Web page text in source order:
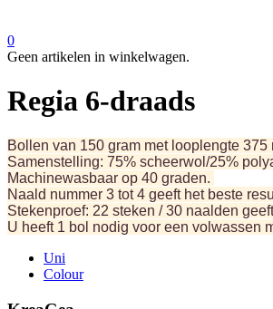
0
Geen artikelen in winkelwagen.
Regia 6-draads
Bollen van 150 gram met looplengte 375
Samenstelling: 75% scheerwol/25%
Machinewasbaar op 40 graden.
Naald nummer 3 tot 4 geeft het beste
Stekenproef: 22 steken / 30 naalden
U heeft 1 bol nodig voor een volwassen
Uni
Colour